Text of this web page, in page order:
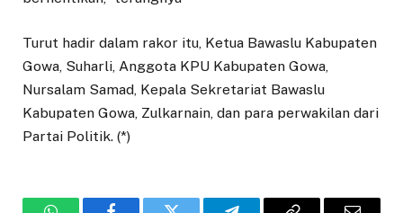
Turut hadir dalam rakor itu, Ketua Bawaslu Kabupaten
Gowa, Suharli, Anggota KPU Kabupaten Gowa,
Nursalam Samad, Kepala Sekretariat Bawaslu
Kabupaten Gowa, Zulkarnain, dan para perwakilan dari
Partai Politik. (*)